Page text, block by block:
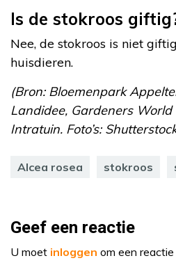
Is de stokroos
Nee, de stokroos is niet
huisdieren.
(Bron: Bloemenpark
Landidee, Gardeners World
Intratuin. Foto’s:
Alcea rosea stokroos
Geef een reactie
U moet inloggen om een